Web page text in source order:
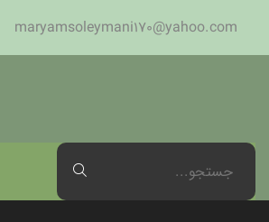
maryamsoleymani170@yahoo.com